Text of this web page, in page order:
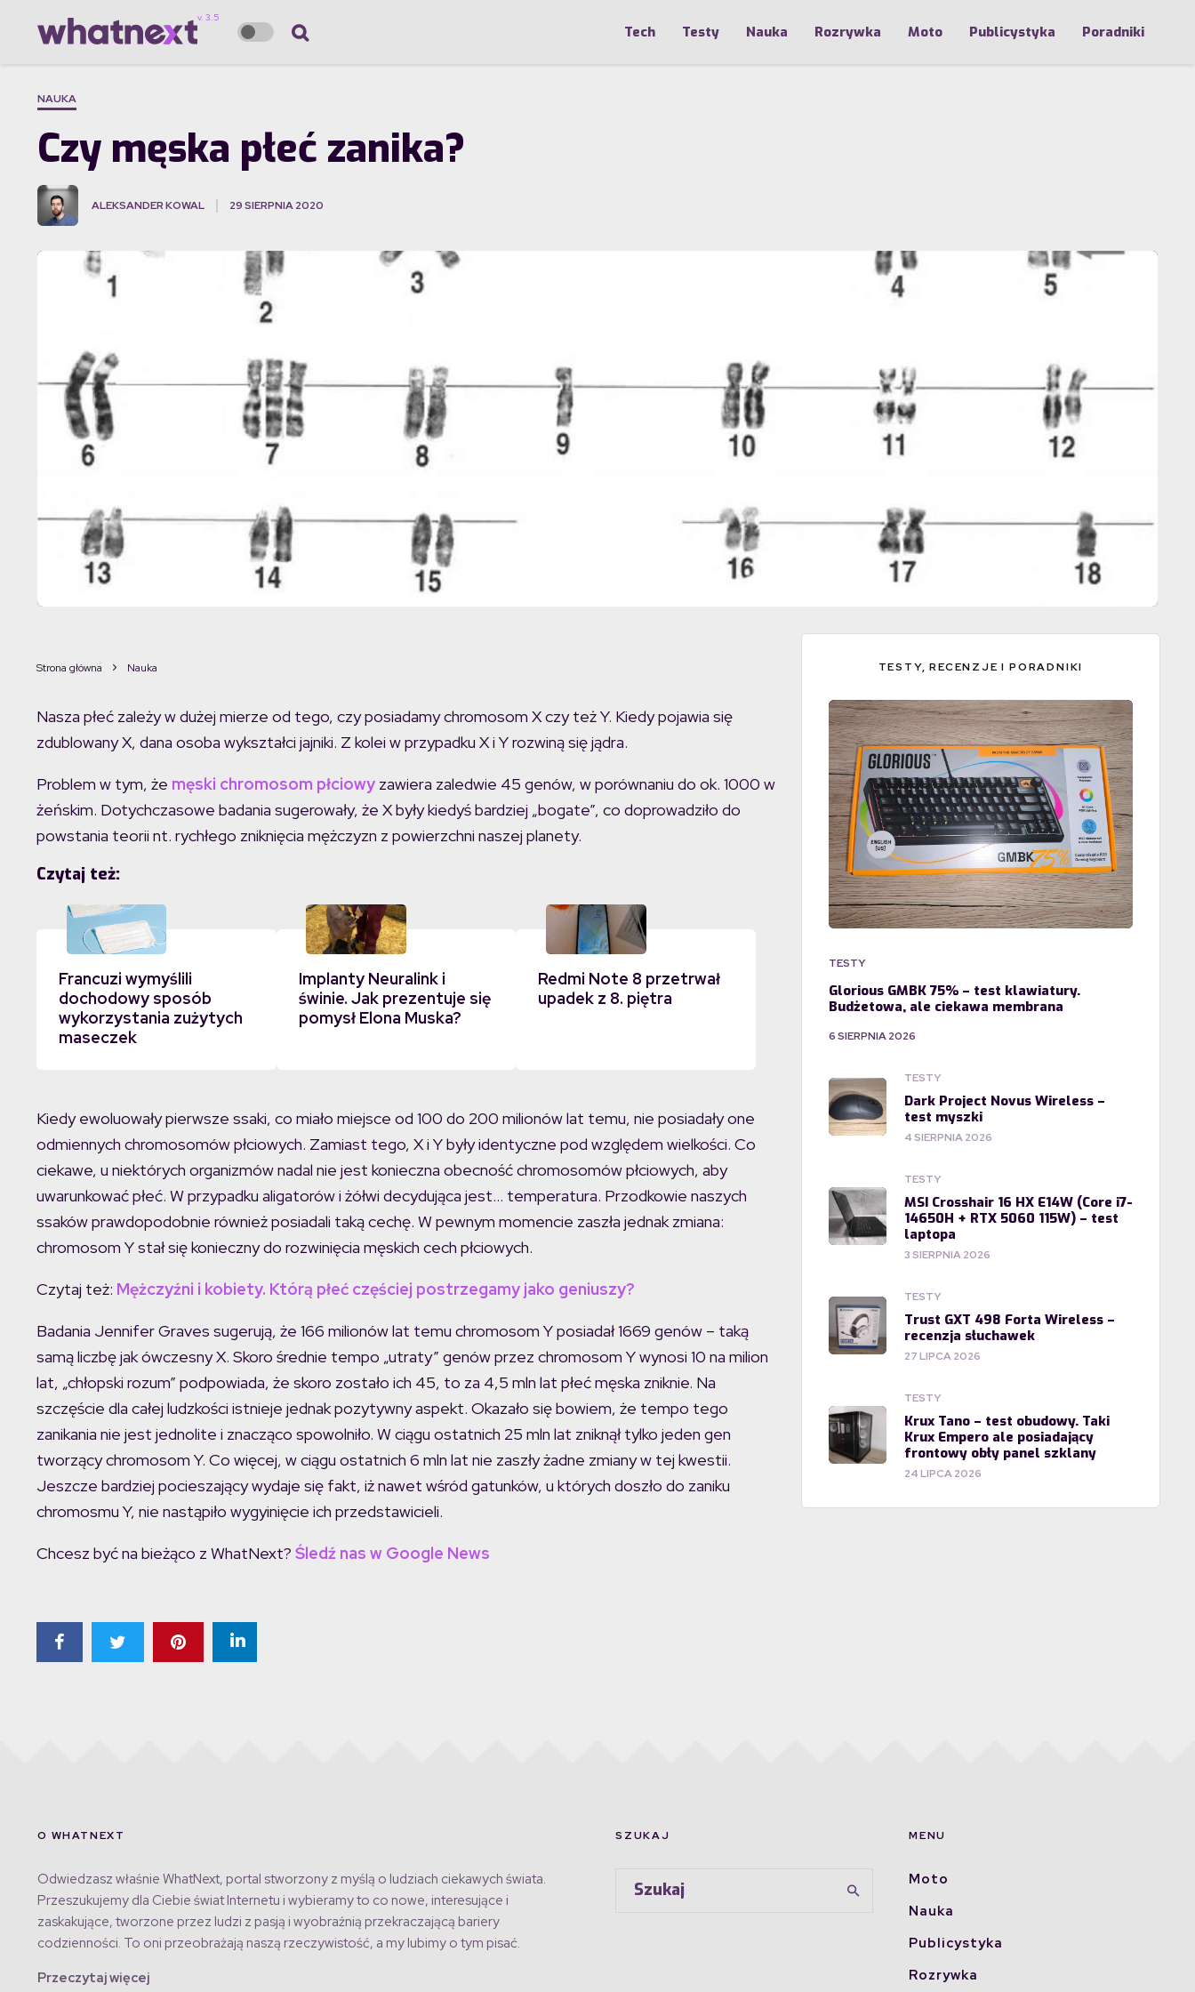
Tech Testy Nauka Rozrywka Moto Publicystyka Poradniki
NAUKA
Czy męska płeć zanika?
ALEKSANDER KOWAL 29 SIERPNIA 2020
Strona główna Nauka
Nasza płeć zależy w dużej mierze od tego, czy posiadamy chromosom X czy też Y. Kiedy pojawia się
zdublowany X, dana osoba wykształci jajniki. Z kolei w przypadku X i Y rozwiną się jądra.
Problem w tym, że męski chromosom płciowy zawiera zaledwie 45 genów, w porównaniu do ok. 1000 w
żeńskim. Dotychczasowe badania sugerowały, że X były kiedyś bardziej „bogate”, co doprowadziło do
powstania teorii nt. rychłego zniknięcia mężczyzn z powierzchni naszej planety.
Czytaj też:
Francuzi wymyślili
dochodowy sposób
wykorzystania zużytych
maseczek
Implanty Neuralink i
świnie. Jak prezentuje się
pomysł Elona Muska?
Redmi Note 8 przetrwał
upadek z 8. piętra
Kiedy ewoluowały pierwsze ssaki, co miało miejsce od 100 do 200 milionów lat temu, nie posiadały one
odmiennych chromosomów płciowych. Zamiast tego, X i Y były identyczne pod względem wielkości. Co
ciekawe, u niektórych organizmów nadal nie jest konieczna obecność chromosomów płciowych, aby
uwarunkować płeć. W przypadku aligatorów i żółwi decydująca jest… temperatura. Przodkowie naszych
ssaków prawdopodobnie również posiadali taką cechę. W pewnym momencie zaszła jednak zmiana:
chromosom Y stał się konieczny do rozwinięcia męskich cech płciowych.
Czytaj też: Mężczyźni i kobiety. Którą płeć częściej postrzegamy jako geniuszy?
Badania Jennifer Graves sugerują, że 166 milionów lat temu chromosom Y posiadał 1669 genów – taką
samą liczbę jak ówczesny X. Skoro średnie tempo „utraty” genów przez chromosom Y wynosi 10 na milion
lat, „chłopski rozum” podpowiada, że skoro zostało ich 45, to za 4,5 mln lat płeć męska zniknie. Na
szczęście dla całej ludzkości istnieje jednak pozytywny aspekt. Okazało się bowiem, że tempo tego
zanikania nie jest jednolite i znacząco spowolniło. W ciągu ostatnich 25 mln lat zniknął tylko jeden gen
tworzący chromosom Y. Co więcej, w ciągu ostatnich 6 mln lat nie zaszły żadne zmiany w tej kwestii.
Jeszcze bardziej pocieszający wydaje się fakt, iż nawet wśród gatunków, u których doszło do zaniku
chromosmu Y, nie nastąpiło wygyinięcie ich przedstawicieli.
Chcesz być na bieżąco z WhatNext? Śledź nas w Google News
TESTY, RECENZJE I PORADNIKI
TESTY
Glorious GMBK 75% – test klawiatury.
Budżetowa, ale ciekawa membrana
6 SIERPNIA 2026
TESTY
Dark Project Novus Wireless –
test myszki
4 SIERPNIA 2026
TESTY
MSI Crosshair 16 HX E14W (Core i7-
14650H + RTX 5060 115W) – test
laptopa
3 SIERPNIA 2026
TESTY
Trust GXT 498 Forta Wireless –
recenzja słuchawek
27 LIPCA 2026
TESTY
Krux Tano – test obudowy. Taki
Krux Empero ale posiadający
frontowy obły panel szklany
24 LIPCA 2026
O WHATNEXT
Odwiedzasz właśnie WhatNext, portal stworzony z myślą o ludziach ciekawych świata.
Przeszukujemy dla Ciebie świat Internetu i wybieramy to co nowe, interesujące i
zaskakujące, tworzone przez ludzi z pasją i wyobraźnią przekraczającą bariery
codzienności. To oni przeobrażają naszą rzeczywistość, a my lubimy o tym pisać.
Przeczytaj więcej
SZUKAJ MENU
Moto
Nauka
Publicystyka
Rozrywka